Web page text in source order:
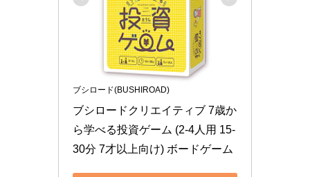
ブシロード(BUSHIROAD)
ブシロードクリエイティブ 7歳か
ら学べる投資ゲーム (2-4人用 15-
30分 7才以上向け) ボードゲーム